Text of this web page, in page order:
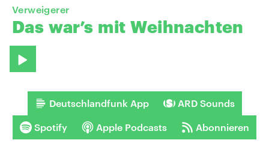
Verweigerer
Das war’s mit Weihnachten
Deutschlandfunk App ARD Sounds
Spotify Apple Podcasts Abonnieren